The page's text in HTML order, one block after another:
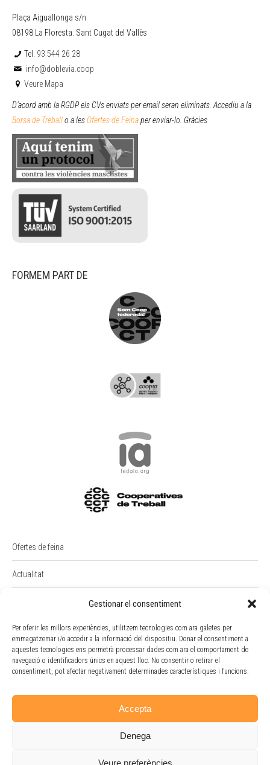
Gestionar el consentiment
Per oferir les millors experiències, utilitzem tecnologies com ara galetes per
emmagatzemar i/o accedir a la informació del dispositiu. Donar el consentiment a
aquestes tecnologies ens permetrà processar dades com ara el comportament de
navegació o identificadors únics en aquest lloc. No consentir o retirar el
consentiment, pot afectar negativament determinades característiques i funcions.
Accepta
Denega
Veure preferències
Plaça Aiguallonga s/n
08198 La Floresta. Sant Cugat del Vallès
Tel. 93 544 26 28
info@doblevia.coop
Veure Mapa
D’acord amb la RGDP els CVs enviats per email seran eliminats. Accediu a la
Borsa de Treballo a lesOfertes de Feinaper enviar-lo. Gràcies
FORMEM PART DE
Ofertes de feina
Actualitat
Intranet
Portal Empleat